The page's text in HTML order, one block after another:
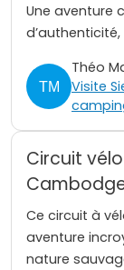
Une aventure
Théo
Visite
Circuit
Ce circuit à
aventure
nature